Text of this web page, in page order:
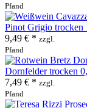
Pfand
Pinot Grigio trocken
9,49 € * zzgl.
Pfand
Dornfelder trocken
7,49 € * zzgl.
Pfand